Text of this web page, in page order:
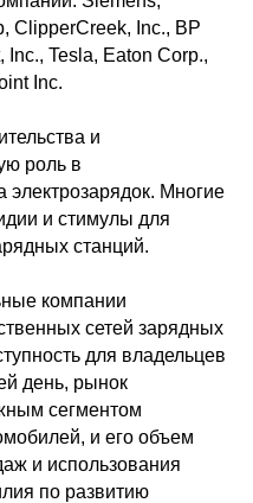
ClipperCreek, Inc., BP
Tesla, Eaton Corp.,
Inc.
и
роль в
электрозарядок. Многие
и стимулы для
станций.
компании
сетей зарядных
для владельцев
день, рынок
сегментом
и его объем
и использования
по развитию